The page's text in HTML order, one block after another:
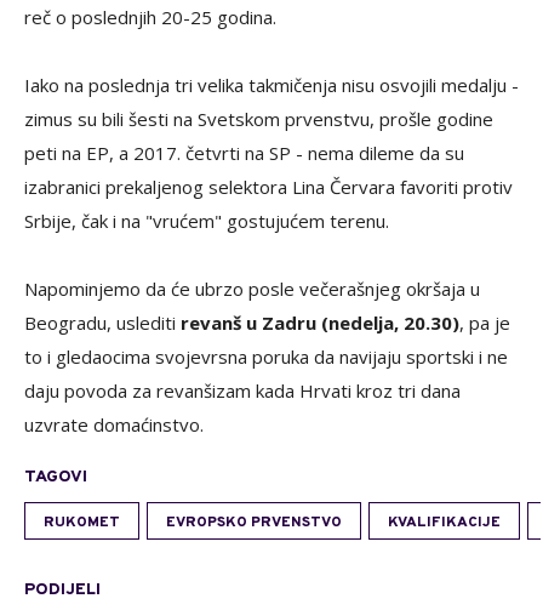
reč o poslednjih 20-25 godina.
Iako na poslednja tri velika takmičenja nisu osvojili medalju -
zimus su bili šesti na Svetskom prvenstvu, prošle godine
peti na EP, a 2017. četvrti na SP - nema dileme da su
izabranici prekaljenog selektora Lina Červara favoriti protiv
Srbije, čak i na "vrućem" gostujućem terenu.
Napominjemo da će ubrzo posle večerašnjeg okršaja u
Beogradu, uslediti revanš u Zadru (nedelja, 20.30), pa je
to i gledaocima svojevrsna poruka da navijaju sportski i ne
daju povoda za revanšizam kada Hrvati kroz tri dana
uzvrate domaćinstvo.
TAGOVI
RUKOMET EVROPSKO PRVENSTVO KVALIFIKACIJE
PODIJELI